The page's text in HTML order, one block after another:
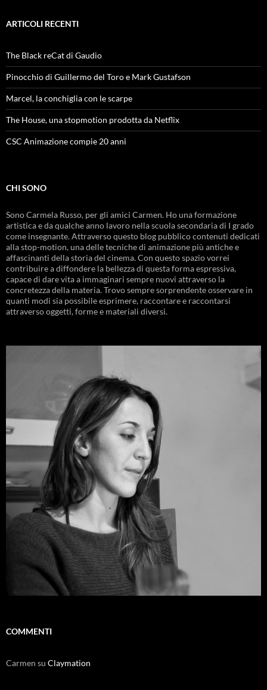
ARTICOLI RECENTI
The Black reCat di Gaudio
Pinocchio di Guillermo del Toro e Mark Gustafson
Marcel, la conchiglia con le scarpe
The House, una stopmotion prodotta da Netflix
CSC Animazione compie 20 anni
CHI SONO
Sono Carmela Russo, per gli amici Carmen. Ho una formazione
artistica e da qualche anno lavoro nella scuola secondaria di I grado
come insegnante. Attraverso questo blog pubblico contenuti dedicati
alla stop-motion, una delle tecniche di animazione più antiche e
affascinanti della storia del cinema. Con questo spazio vorrei
contribuire a diffondere la bellezza di questa forma espressiva,
capace di dare vita a immaginari sempre nuovi attraverso la
concretezza della materia. Trovo sempre sorprendente osservare in
quanti modi sia possibile esprimere, raccontare e raccontarsi
attraverso oggetti, forme e materiali diversi.
COMMENTI
Carmen su Claymation